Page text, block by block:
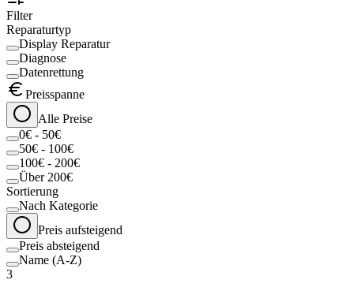
Filter
Reparaturtyp
Display Reparatur
Diagnose
Datenrettung
Preisspanne
Alle Preise
0€ - 50€
50€ - 100€
100€ - 200€
Über 200€
Sortierung
Nach Kategorie
Preis aufsteigend
Preis absteigend
Name (A-Z)
3